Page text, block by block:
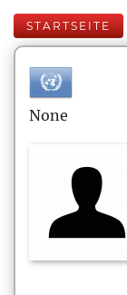
STARTSEITE
None